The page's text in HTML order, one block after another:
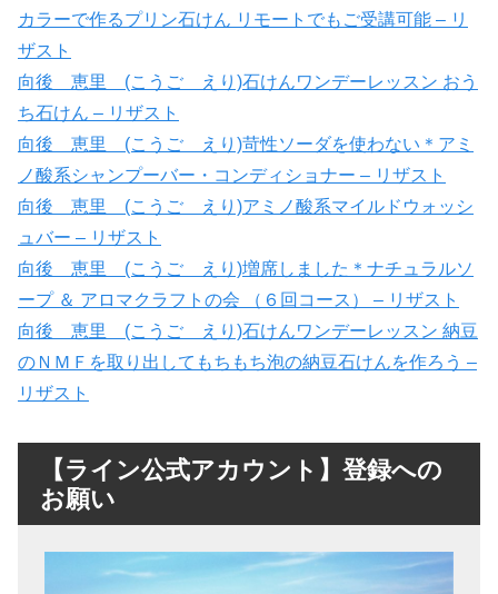
カラーで作るプリン石けん リモートでもご受講可能 – リ
ザスト
向後 恵里 (こうご えり)石けんワンデーレッスン おう
ち石けん – リザスト
向後 恵里 (こうご えり)苛性ソーダを使わない＊アミ
ノ酸系シャンプーバー・コンディショナー – リザスト
向後 恵里 (こうご えり)アミノ酸系マイルドウォッシ
ュバー – リザスト
向後 恵里 (こうご えり)増席しました＊ナチュラルソ
ープ ＆ アロマクラフトの会 （６回コース） – リザスト
向後 恵里 (こうご えり)石けんワンデーレッスン 納豆
のＮＭＦを取り出してもちもち泡の納豆石けんを作ろう –
リザスト
【ライン公式アカウント】登録への
お願い